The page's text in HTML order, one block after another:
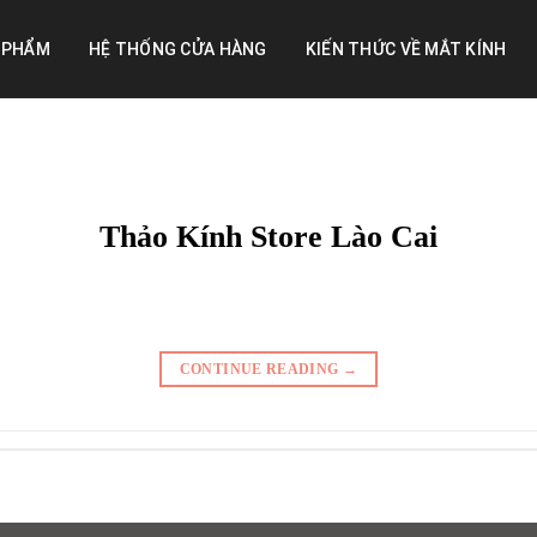
HỆ THỐNG CỬA HÀNG KIẾN THỨC VỀ MẮT KÍNH
Thảo Kính Store Lào Cai
CONTINUE READING →